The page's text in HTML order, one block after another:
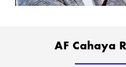
AF Cahaya